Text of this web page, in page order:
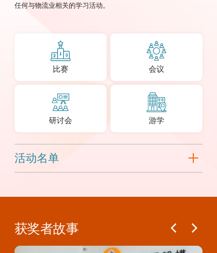
任何与物流业相关的学习活动。
比赛 会议
研讨会 游学
活动名单
获奖者故事